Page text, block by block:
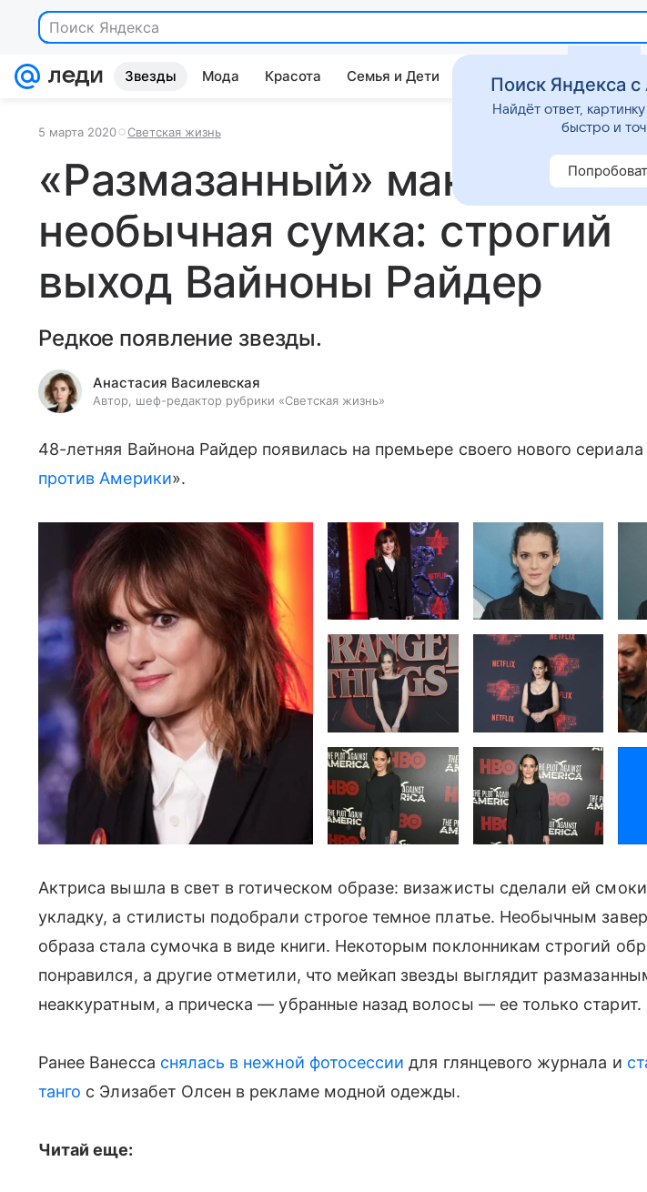
Поиск Яндекса
Звезды Мода Красота Семья и Дети Дом Гороскопы
5 марта 2020 Светская жизнь
«Размазанный» макияж и
необычная сумка: строгий
выход Вайноны Райдер
Редкое появление звезды.
Анастасия Василевская
Автор, шеф-редактор рубрики «Светская жизнь»
48-летняя Вайнона Райдер появилась на премьере своего нового сериала
против Америки».
Актриса вышла в свет в готическом образе: визажисты сделали ей
укладку, а стилисты подобрали строгое темное платье. Необычным
образа стала сумочка в виде книги. Некоторым поклонникам строгий
понравился, а другие отметили, что мейкап звезды выглядит
неаккуратным, а прическа — убранные назад волосы — ее только старит.
Ранее Ванесса снялась в нежной фотосессии для глянцевого журнала и
танго с Элизабет Олсен в рекламе модной одежды.
Читай еще:
Поиск Яндекса с
Найдёт ответ,
быстро и